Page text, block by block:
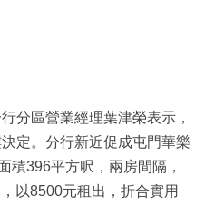
分區營業經理葉津榮表示，
定。分行新近促成屯門華樂
積396平方呎，兩房間隔，
以8500元租出，折合實用